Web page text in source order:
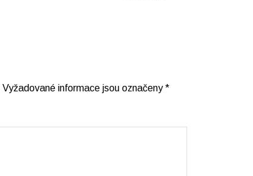
Vyžadované informace jsou označeny*